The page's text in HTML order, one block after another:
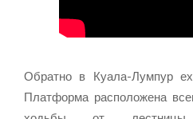
Обратно в Куала-Лумпур
Платформа расположена